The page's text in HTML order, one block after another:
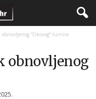
“Čikovog” turnira
obnovljenog